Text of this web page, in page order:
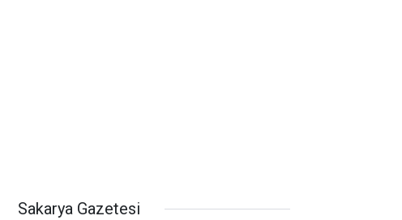
Sakarya Gazetesi